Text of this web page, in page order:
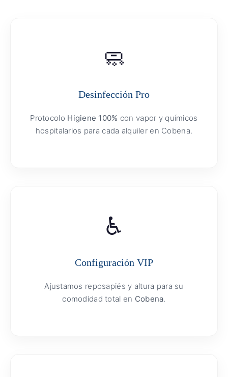
🧼
Desinfección Pro
Protocolo Higiene 100% con vapor y químicos
hospitalarios para cada alquiler en Cobena.
♿
Configuración VIP
Ajustamos reposapiés y altura para su
comodidad total en Cobena.